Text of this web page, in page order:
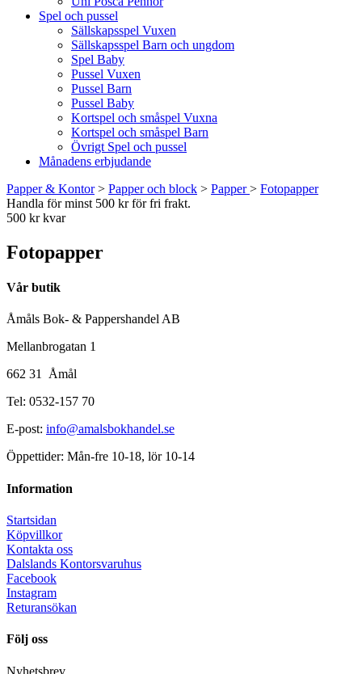
Spel och pussel
Sällskapsspel Vuxen
Sällskapsspel Barn och ungdom
Spel Baby
Pussel Vuxen
Pussel Barn
Pussel Baby
Kortspel och småspel Vuxna
Kortspel och småspel Barn
Övrigt Spel och pussel
Månadens erbjudande
Papper & Kontor> Papper och block > Papper> Fotopapper
Handla för minst 500 kr för fri frakt.
500 kr kvar
Fotopapper
Vår butik
Åmåls Bok- & Pappershandel AB
Mellanbrogatan 1
662 31 Åmål
Tel: 0532-157 70
E-post: info@amalsbokhandel.se
Öppettider: Mån-fre 10-18, lör 10-14
Information
Startsidan
Köpvillkor
Kontakta oss
Dalslands Kontorsvaruhus
Facebook
Instagram
Returansökan
Följ oss
Nyhetsbrev